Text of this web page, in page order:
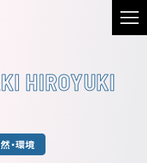
HIROYUKI
・環境